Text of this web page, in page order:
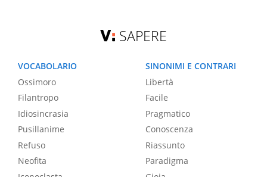
SAPERE
VOCABOLARIO
Ossimoro
Filantropo
Idiosincrasia
Pusillanime
Refuso
Neofita
SINONIMI E CONTRARI
Libertà
Facile
Pragmatico
Conoscenza
Riassunto
Paradigma